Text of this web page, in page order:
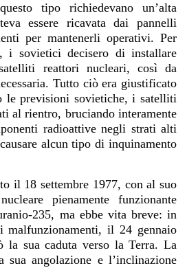
tipo richiedevano un’alta
essere ricavata dai pannelli
per mantenerli operativi. Per
i sovietici decisero di installare
reattori nucleari, così da
Tutto ciò era giustificato
le previsioni sovietiche, i satelliti
al rientro, bruciando interamente
radioattive negli strati alti
alcun tipo di inquinamento
il 18 settembre 1977, con al suo
pienamente funzionante
235, ma ebbe vita breve: in
malfunzionamenti, il 24 gennaio
la sua caduta verso la Terra. La
sua angolazione e l’inclinazione